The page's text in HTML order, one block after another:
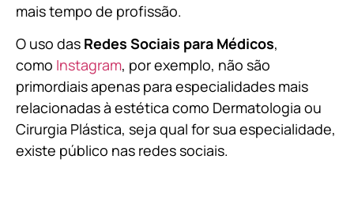
mais tempo de profissão.
O uso das Redes Sociais para Médicos,
como Instagram, por exemplo, não são
primordiais apenas para especialidades mais
relacionadas à estética como Dermatologia ou
Cirurgia Plástica, seja qual for sua especialidade,
existe público nas redes sociais.